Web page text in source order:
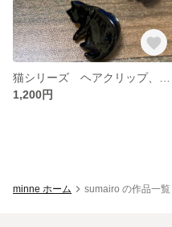
1,200円
minne ホーム sumairo の作品一覧